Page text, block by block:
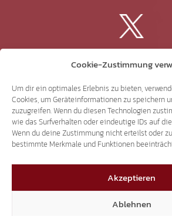
Cookie-Zustimmung
Um dir ein optimales Erlebnis zu bieten,
Cookies, um Geräteinformationen zu speichern
zuzugreifen. Wenn du diesen Technologien
wie das Surfverhalten oder eindeutige IDs auf
Wenn du deine Zustimmung nicht erteilst oder
bestimmte Merkmale und Funktionen
Akzeptieren
Ablehnen
3.507
Threads
3.401
YouTube